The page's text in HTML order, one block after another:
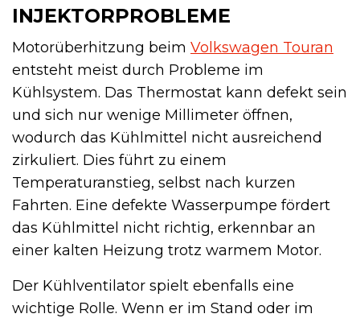
INJEKTORPROBLEME
Motorüberhitzung beim Volkswagen Touran
entsteht meist durch Probleme im
Kühlsystem. Das Thermostat kann defekt sein
und sich nur wenige Millimeter öffnen,
wodurch das Kühlmittel nicht ausreichend
zirkuliert. Dies führt zu einem
Temperaturanstieg, selbst nach kurzen
Fahrten. Eine defekte Wasserpumpe fördert
das Kühlmittel nicht richtig, erkennbar an
einer kalten Heizung trotz warmem Motor.
Der Kühlventilator spielt ebenfalls eine
wichtige Rolle. Wenn er im Stand oder im